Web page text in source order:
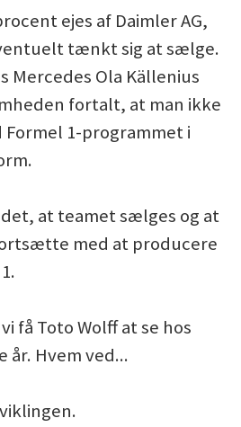
ejes af Daimler AG,
tænkt sig at sælge.
Mercedes Ola Källenius
fortalt, at man ikke
1-programmet i
at teamet sælges og at
med at producere
få Toto Wolff at se hos
Hvem ved...